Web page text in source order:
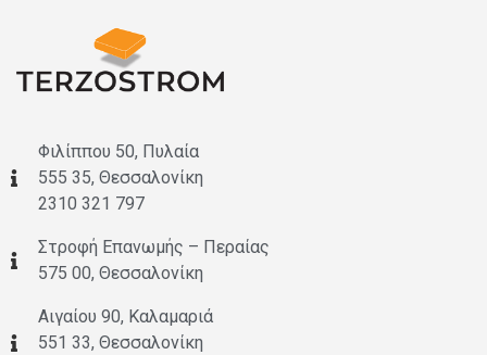
Φιλίππου 50, Πυλαία
555 35, Θεσσαλονίκη
2310 321 797
Στροφή Επανωμής – Περαίας
575 00, Θεσσαλονίκη
Αιγαίου 90, Καλαμαριά
551 33, Θεσσαλονίκη